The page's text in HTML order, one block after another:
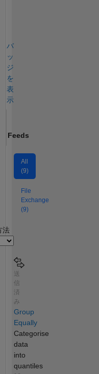
バ
ッ
ジ
を
表
示
Feeds
All
(9)
File
Exchange
(9)
法
送
信
済
み
Group
Equally
Categorise
data
into
quantiles